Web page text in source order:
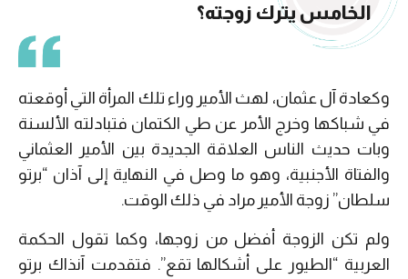
الخامس يترك زوجته؟
وكعادة آل عثمان، لهث الأمير وراء تلك المرأة التي أوقعته
في شباكها وخرج الأمر عن طي الكتمان فتبادلته الألسنة
وبات حديث الناس العلاقة الجديدة بين الأمير العثماني
والفتاة الأجنبية، وهو ما وصل في النهاية إلى آذان “برتو
سلطان” زوجة الأمير مراد في ذلك الوقت.
ولم تكن الزوجة أفضل من زوجها، وكما تقول الحكمة
العربية “الطيور على أشكالها تقع”. فتقدمت آنذاك برتو